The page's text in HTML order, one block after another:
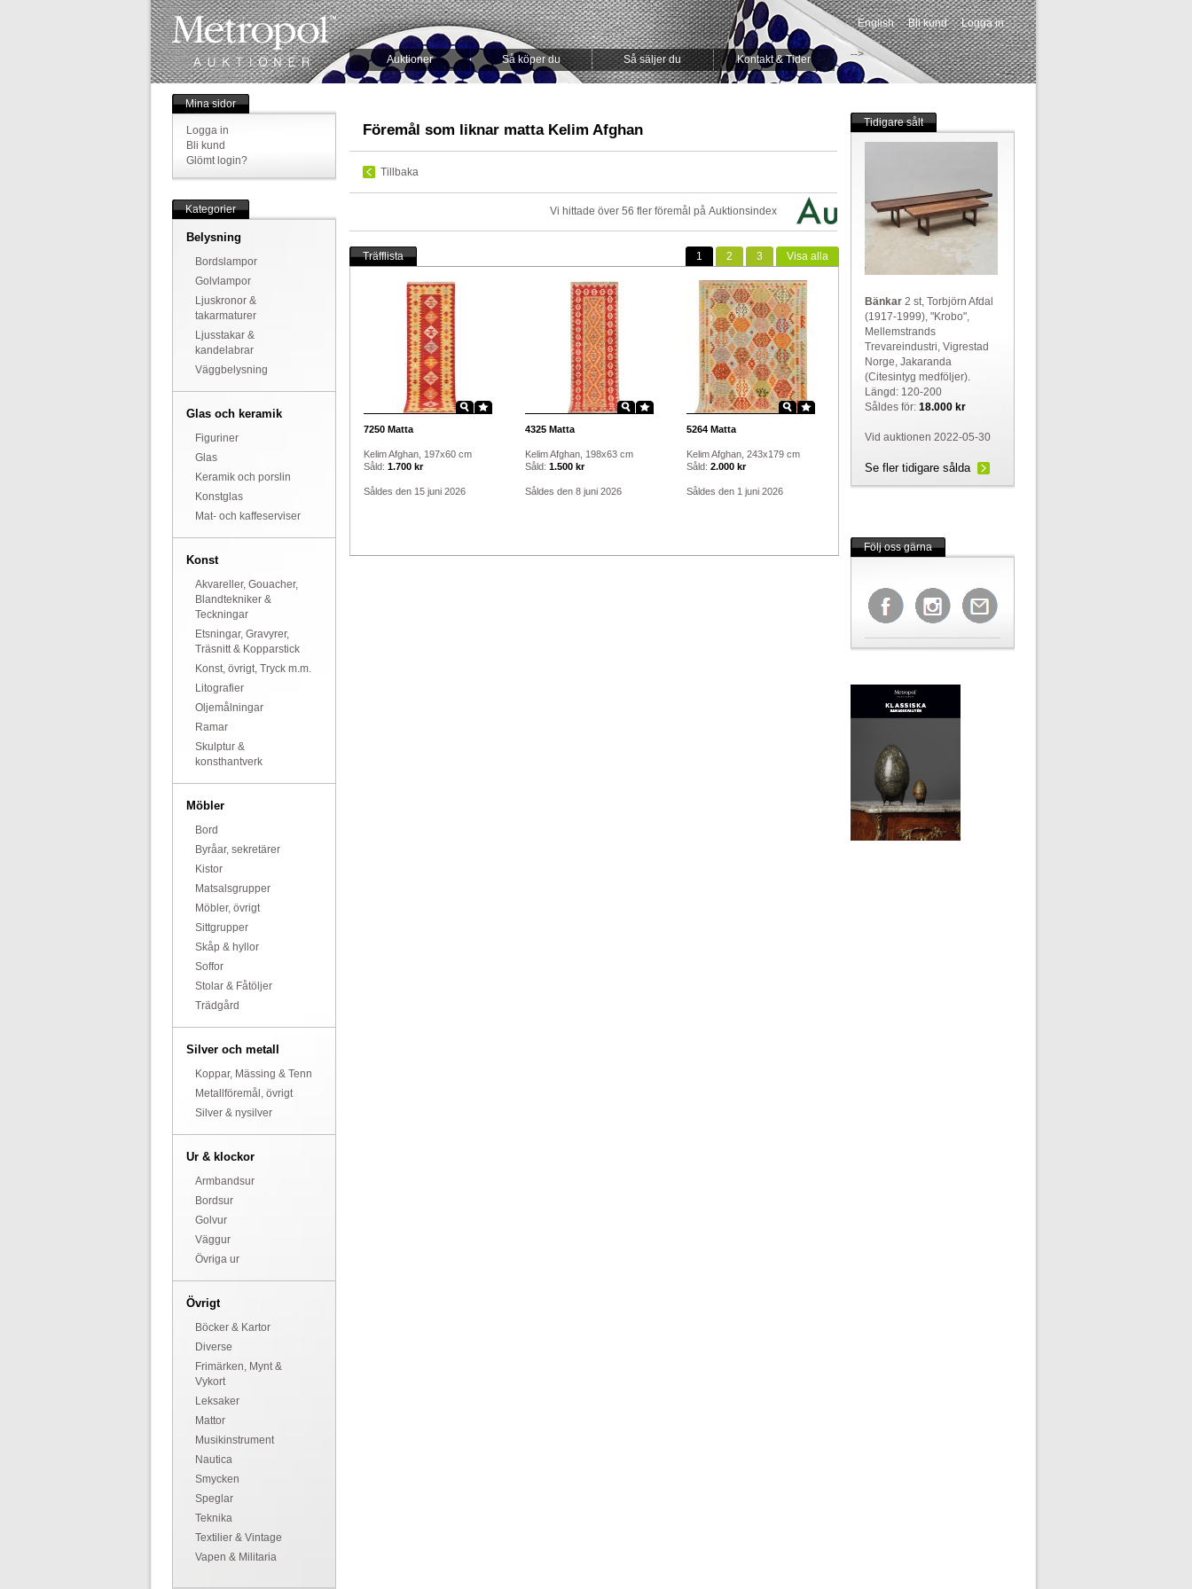
Auktioner Så köper du Så säljer du Kontakt & Tider
English Bli kund Logga in
-->
Mina sidor
Logga in
Bli kund
Glömt login?
Kategorier
Belysning
Bordslampor
Golvlampor
Ljuskronor &
takarmaturer
Ljusstakar &
kandelabrar
Väggbelysning
Glas och keramik
Figuriner
Glas
Keramik och porslin
Konstglas
Mat- och kaffeserviser
Konst
Akvareller, Gouacher,
Blandtekniker &
Teckningar
Etsningar, Gravyrer,
Träsnitt & Kopparstick
Konst, övrigt, Tryck m.m.
Litografier
Oljemålningar
Ramar
Skulptur &
konsthantverk
Möbler
Bord
Byråar, sekretärer
Kistor
Matsalsgrupper
Möbler, övrigt
Sittgrupper
Skåp & hyllor
Soffor
Stolar & Fåtöljer
Trädgård
Silver och metall
Koppar, Mässing & Tenn
Metallföremål, övrigt
Silver & nysilver
Ur & klockor
Armbandsur
Bordsur
Golvur
Väggur
Övriga ur
Övrigt
Böcker & Kartor
Diverse
Frimärken, Mynt &
Vykort
Leksaker
Mattor
Musikinstrument
Nautica
Smycken
Speglar
Teknika
Textilier & Vintage
Vapen & Militaria
Föremål som liknar matta Kelim Afghan
Tillbaka
Vi hittade över 56 fler föremål på Auktionsindex
Träfflista Visa alla
1 2 3
7250Matta
Kelim Afghan, 197x60 cm
Såld: 1.700 kr
Såldes den 15 juni 2026
4325Matta
Kelim Afghan, 198x63 cm
Såld: 1.500 kr
Såldes den 8 juni 2026
5264Matta
Kelim Afghan, 243x179 cm
Såld: 2.000 kr
Såldes den 1 juni 2026
Tidigare sålt
Bänkar2 st, Torbjörn Afdal
(1917-1999), "Krobo",
Mellemstrands
Trevareindustri, Vigrestad
Norge, Jakaranda
(Citesintyg medföljer).
Längd: 120-200
Såldes för: 18.000 kr
Vid auktionen 2022-05-30
Se fler tidigare sålda
Följ oss gärna